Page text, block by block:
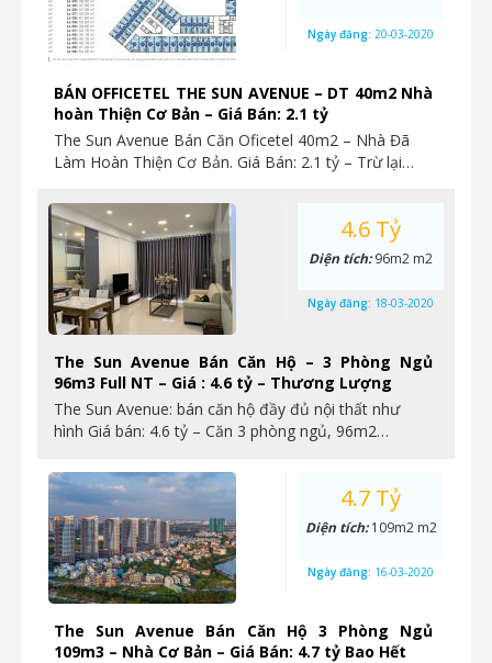
BÁN OFFICETEL THE SUN AVENUE – DT 40m2 Nhà
hoàn Thiện Cơ Bản – Giá Bán: 2.1 tỷ
The Sun Avenue Bán Căn Oficetel 40m2 – Nhà Đã
Làm Hoàn Thiện Cơ Bản. Giá Bán: 2.1 tỷ – Trừ lại…
Ngày đăng: 20-03-2020
The Sun Avenue Bán Căn Hộ – 3 Phòng Ngủ
96m3 Full NT – Giá : 4.6 tỷ – Thương Lượng
The Sun Avenue: bán căn hộ đầy đủ nội thất như
hình Giá bán: 4.6 tỷ – Căn 3 phòng ngủ, 96m2…
4.6 Tỷ
Diện tích:96m2 m2
Ngày đăng: 18-03-2020
The Sun Avenue Bán Căn Hộ 3 Phòng Ngủ
109m3 – Nhà Cơ Bản – Giá Bán: 4.7 tỷ Bao Hết
4.7 Tỷ
Diện tích:109m2 m2
Ngày đăng: 16-03-2020